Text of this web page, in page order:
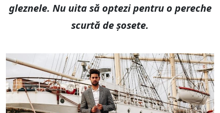
gleznele. Nu uita să optezi pentru o pereche
scurtă de șosete.